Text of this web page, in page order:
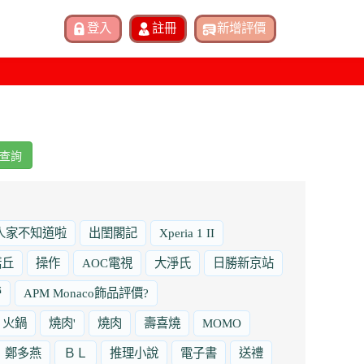
查詢
家不知道啦 出閨閣記 Xperia 1 II
操作 AOC電視 大淨氏 日勝新京站
APM Monaco飾品評價?
火鍋 燒肉' 燒肉 壽喜燒 MOMO
鄭多燕 ＢＬ 推理小說 電子書 送禮